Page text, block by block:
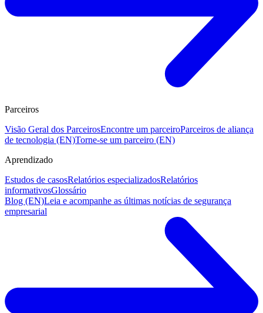
Parceiros
Visão Geral dos ParceirosEncontre um parceiroParceiros de aliança
de tecnologia (EN)Torne-se um parceiro (EN)
Aprendizado
Estudos de casosRelatórios especializadosRelatórios
informativosGlossário
Blog (EN)Leia e acompanhe as últimas notícias de segurança
empresarial